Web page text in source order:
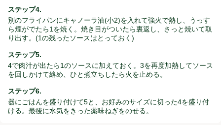
ステップ4.
別のフライパンにキャノーラ油(小2)を入れて強火で熱し、うっす
ら煙がでたら1を焼く。焼き目がついたら裏返し、さっと焼いて取
り出す。(1の残ったソースはとっておく)
ステップ5.
4で肉汁が出たら1のソースに加えておく。3を再度加熱してソース
を回しかけて絡め、ひと煮立ちしたら火を止める。
ステップ6.
器にごはんを盛り付けて5と、お好みのサイズに切った4を盛り付
ける。最後に水気をきった薬味ねぎをのせる。